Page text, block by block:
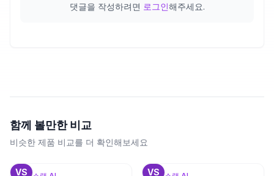
댓글을 작성하려면 로그인해주세요.
함께 볼만한 비교
비슷한 제품 비교를 더 확인해보세요
VS VS